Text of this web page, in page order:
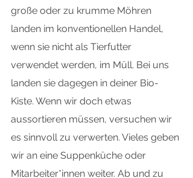
große oder zu krumme Möhren
landen im konventionellen Handel,
wenn sie nicht als Tierfutter
verwendet werden, im Müll. Bei uns
landen sie dagegen in deiner Bio-
Kiste. Wenn wir doch etwas
aussortieren müssen, versuchen wir
es sinnvoll zu verwerten. Vieles geben
wir an eine Suppenküche oder
Mitarbeiter*innen weiter. Ab und zu